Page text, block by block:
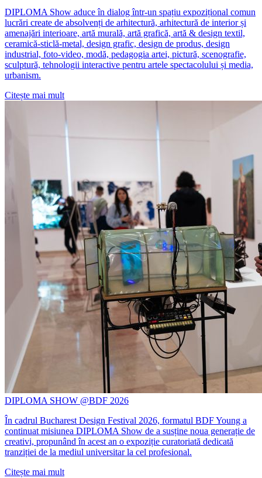
DIPLOMA Show aduce în dialog într-un spațiu expozițional comun
lucrări create de absolvenți de arhitectură, arhitectură de interior și
amenajări interioare, artă murală, artă grafică, artă & design textil,
ceramică-sticlă-metal, design grafic, design de produs, design
industrial, foto-video, modă, pedagogia artei, pictură, scenografie,
sculptură, tehnologii interactive pentru artele spectacolului și media,
urbanism.
Citește mai mult
DIPLOMA SHOW @BDF 2026
În cadrul Bucharest Design Festival 2026, formatul BDF Young a
continuat misiunea DIPLOMA Show de a susține noua generație de
creativi, propunând în acest an o expoziție curatoriată dedicată
tranziției de la mediul universitar la cel profesional.
Citește mai mult